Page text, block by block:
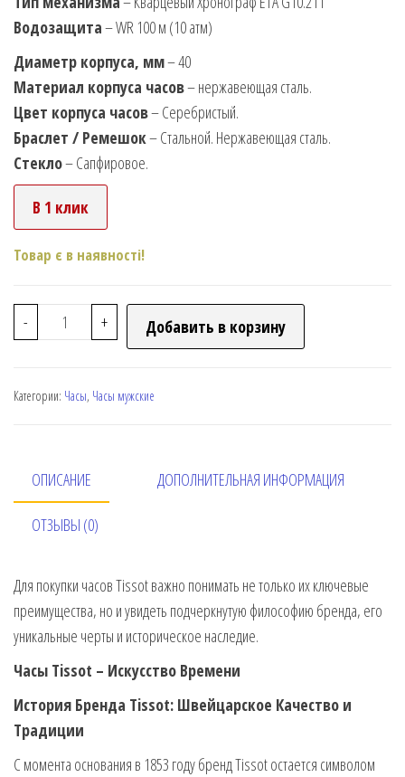
Водозащита– WR 100 м (10 атм)
Диаметр корпуса, мм– 40
Материал корпуса часов– нержавеющая сталь.
Цвет корпуса часов– Серебристый.
Браслет / Ремешок– Стальной. Нержавеющая сталь.
Стекло– Сапфировое.
В 1 клик
Товар є в наявності!
- + Добавить в корзину
Категории: Часы, Часы мужские
ОПИСАНИЕ ДОПОЛНИТЕЛЬНАЯ ИНФОРМАЦИЯ
ОТЗЫВЫ (0)
Для покупки часов Tissot важно понимать не только их ключевые
преимущества, но и увидеть подчеркнутую философию бренда, его
уникальные черты и историческое наследие.
Часы Tissot – Искусство Времени
История Бренда Tissot: Швейцарское Качество и
Традиции
С момента основания в 1853 году бренд Tissot остается символом